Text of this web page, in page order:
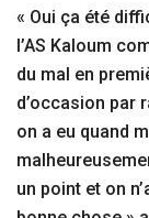
« Oui ça été
l’AS Kaloum
du mal en
d’occasion par
on a eu quand
un point et on